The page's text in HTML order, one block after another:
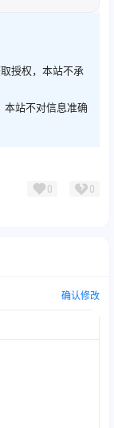
授权，本站不承
本站不对信息准确
0 0
确认修改